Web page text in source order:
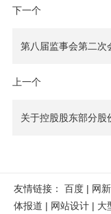
下一个
第八届监事会第二次
上一个
关于控股股东部分股
友情链接： 百度 | 网
体报道 | 网站设计 | 大